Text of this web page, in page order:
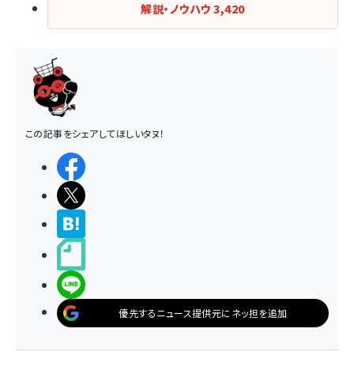
解説・ノウハウ3,420
この記事をシェアしてほしいタヌ！
優先するニュース提供元にネッ担を追加